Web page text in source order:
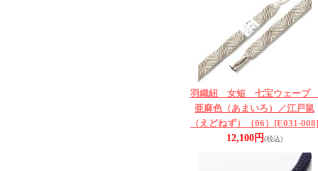
羽織紐 女短 七宝ウェー
亜麻色（あまいろ）／江戸鼠
（えどねず）（06） [E031-008]
12,100円(税込)